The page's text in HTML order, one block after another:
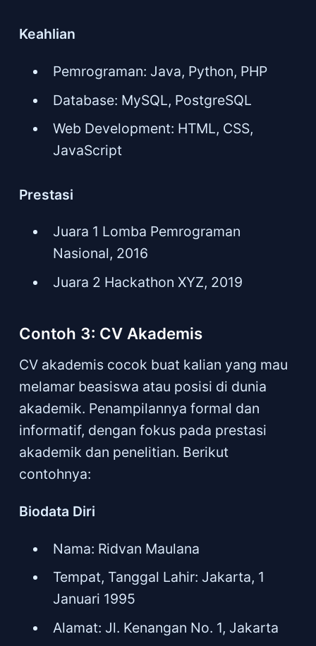
Keahlian
Pemrograman: Java, Python, PHP
Database: MySQL, PostgreSQL
Web Development: HTML, CSS,
JavaScript
Prestasi
Juara 1 Lomba Pemrograman
Nasional, 2016
Juara 2 Hackathon XYZ, 2019
Contoh 3: CV Akademis
CV akademis cocok buat kalian yang mau
melamar beasiswa atau posisi di dunia
akademik. Penampilannya formal dan
informatif, dengan fokus pada prestasi
akademik dan penelitian. Berikut
contohnya:
Biodata Diri
Nama: Ridvan Maulana
Tempat, Tanggal Lahir: Jakarta, 1
Januari 1995
Alamat: Jl. Kenangan No. 1, Jakarta